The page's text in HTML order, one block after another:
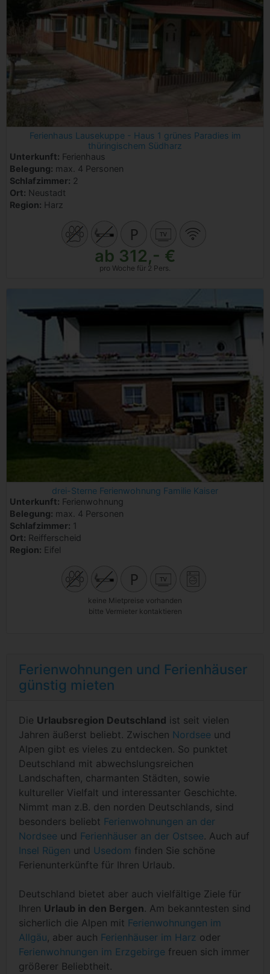
Ferienhaus Lausekuppe - Haus 1 grünes Paradies im
thüringischem Südharz
Unterkunft: Ferienhaus
Belegung: max. 4 Personen
Schlafzimmer: 2
Ort: Neustadt
Region: Harz
ab 312,- €
pro Woche für 2 Pers.
drei-Sterne Ferienwohnung Familie Kaiser
Unterkunft: Ferienwohnung
Belegung: max. 4 Personen
Schlafzimmer: 1
Ort: Reifferscheid
Region: Eifel
keine Mietpreise vorhanden
bitte Vermieter kontaktieren
Ferienwohnungen und Ferienhäuser
günstig mieten
Die Urlaubsregion Deutschland ist seit vielen
Jahren äußerst beliebt. Zwischen Nordsee und
Alpen gibt es vieles zu entdecken. So punktet
Deutschland mit abwechslungsreichen
Landschaften, charmanten Städten, sowie
kultureller Vielfalt und interessanter Geschichte.
Nimmt man z.B. den norden Deutschlands, sind
besonders beliebt Ferienwohnungen an der
Nordsee und Ferienhäuser an der Ostsee. Auch auf
Insel Rügen und Usedom finden Sie schöne
Ferienunterkünfte für Ihren Urlaub.
Deutschland bietet aber auch vielfältige Ziele für
Ihren Urlaub in den Bergen. Am bekanntesten sind
sicherlich die Alpen mit Ferienwohnungen im
Allgäu , aber auch Ferienhäuser im Harz oder
Ferienwohnungen im Erzgebirge freuen sich immer
größerer Beliebtheit.